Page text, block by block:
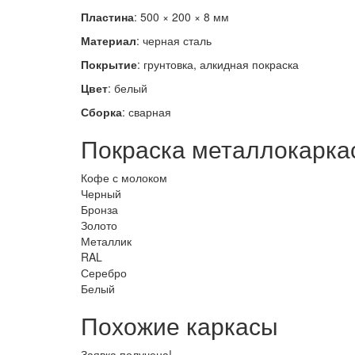
Пластина: 500 × 200 × 8 мм
Материал: черная сталь
Покрытие: грунтовка, алкидная покраска
Цвет: белый
Сборка: сварная
Покраска
Кофе с молоком
Черный
Бронза
Золото
Металлик
RAL
Серебро
Белый
Похожие каркасы